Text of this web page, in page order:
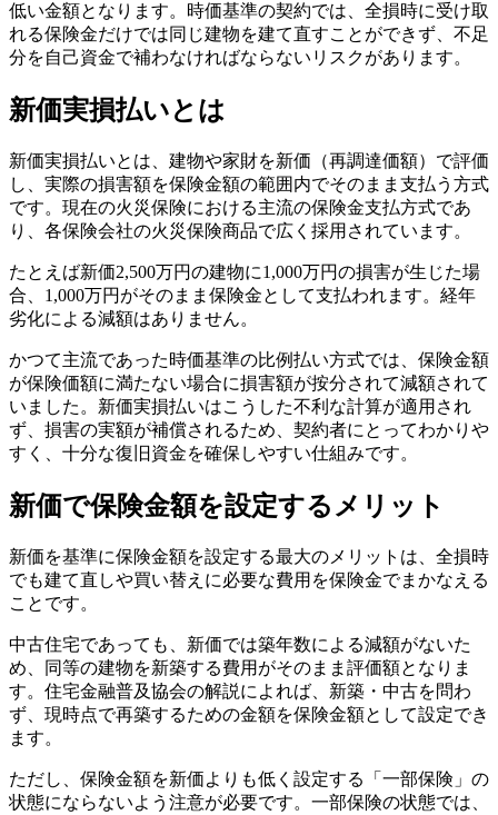
低い金額となります。時価基準の契約では、全損時に受け取
れる保険金だけでは同じ建物を建て直すことができず、不足
分を自己資金で補わなければならないリスクがあります。
新価実損払いとは
新価実損払いとは、建物や家財を新価（再調達価額）で評価
し、実際の損害額を保険金額の範囲内でそのまま支払う方式
です。現在の火災保険における主流の保険金支払方式であ
り、各保険会社の火災保険商品で広く採用されています。
たとえば新価2,500万円の建物に1,000万円の損害が生じた場
合、1,000万円がそのまま保険金として支払われます。経年
劣化による減額はありません。
かつて主流であった時価基準の比例払い方式では、保険金額
が保険価額に満たない場合に損害額が按分されて減額されて
いました。新価実損払いはこうした不利な計算が適用され
ず、損害の実額が補償されるため、契約者にとってわかりや
すく、十分な復旧資金を確保しやすい仕組みです。
新価で保険金額を設定するメリット
新価を基準に保険金額を設定する最大のメリットは、全損時
でも建て直しや買い替えに必要な費用を保険金でまかなえる
ことです。
中古住宅であっても、新価では築年数による減額がないた
め、同等の建物を新築する費用がそのまま評価額となりま
す。住宅金融普及協会の解説によれば、新築・中古を問わ
ず、現時点で再築するための金額を保険金額として設定でき
ます。
ただし、保険金額を新価よりも低く設定する「一部保険」の
状態にならないよう注意が必要です。一部保険の状態では、